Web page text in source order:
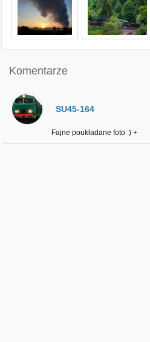
Komentarze
SU45-164
Fajne poukładane foto :) +